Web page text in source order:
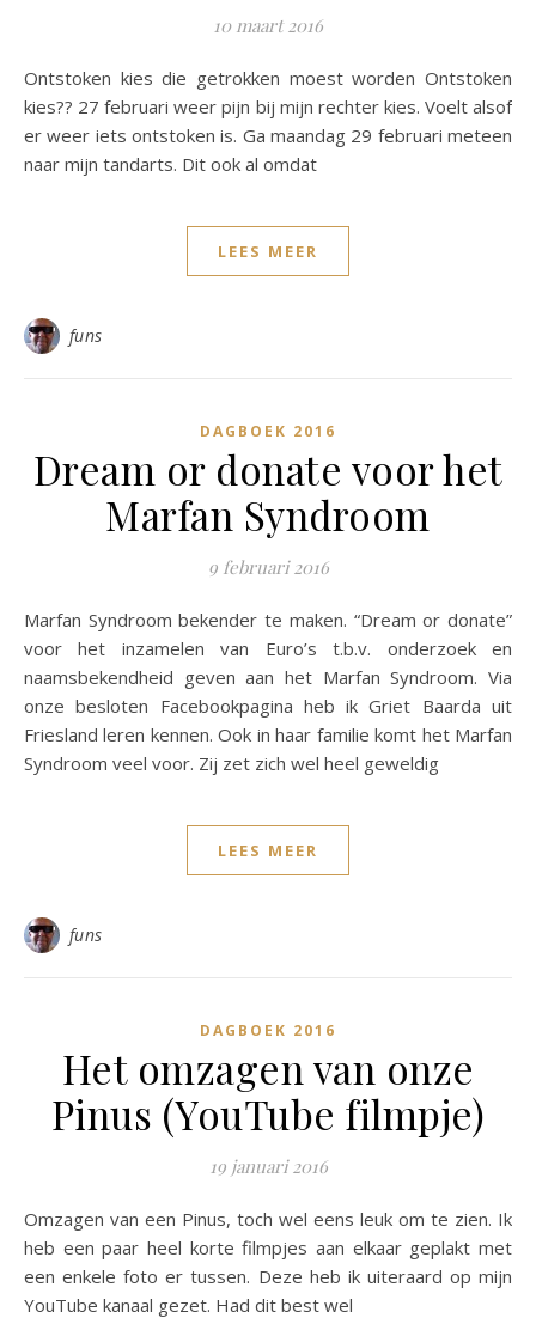
10 maart 2016
Ontstoken kies die getrokken moest worden Ontstoken
kies?? 27 februari weer pijn bij mijn rechter kies. Voelt alsof
er weer iets ontstoken is. Ga maandag 29 februari meteen
naar mijn tandarts. Dit ook al omdat
LEES MEER
funs
DAGBOEK 2016
Dream or donate voor het
Marfan Syndroom
9 februari 2016
Marfan Syndroom bekender te maken. “Dream or donate”
voor het inzamelen van Euro’s t.b.v. onderzoek en
naamsbekendheid geven aan het Marfan Syndroom. Via
onze besloten Facebookpagina heb ik Griet Baarda uit
Friesland leren kennen. Ook in haar familie komt het Marfan
Syndroom veel voor. Zij zet zich wel heel geweldig
LEES MEER
funs
DAGBOEK 2016
Het omzagen van onze
Pinus (YouTube filmpje)
19 januari 2016
Omzagen van een Pinus, toch wel eens leuk om te zien. Ik
heb een paar heel korte filmpjes aan elkaar geplakt met
een enkele foto er tussen. Deze heb ik uiteraard op mijn
YouTube kanaal gezet. Had dit best wel